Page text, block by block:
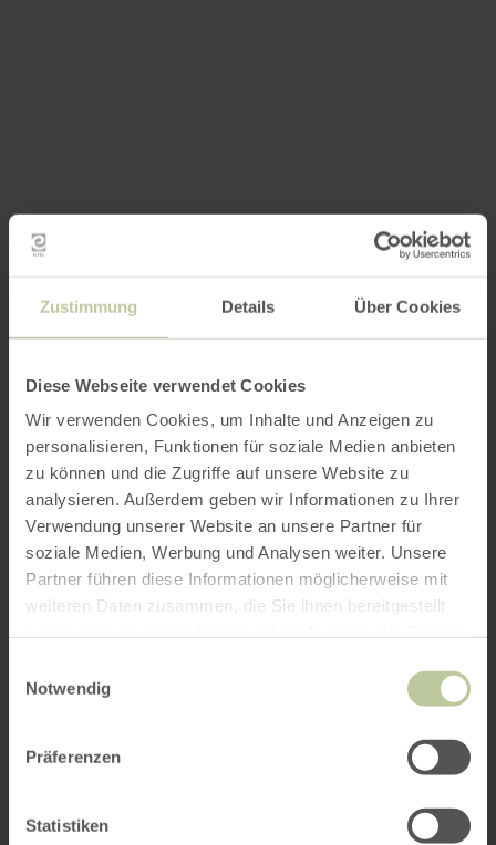
Zustimmung Details Über Cookies
Diese Webseite verwendet Cookies
Wir verwenden Cookies, um Inhalte und Anzeigen zu
personalisieren, Funktionen für soziale Medien anbieten
zu können und die Zugriffe auf unsere Website zu
analysieren. Außerdem geben wir Informationen zu Ihrer
Verwendung unserer Website an unsere Partner für
soziale Medien, Werbung und Analysen weiter. Unsere
Partner führen diese Informationen möglicherweise mit
weiteren Daten zusammen, die Sie ihnen bereitgestellt
Notwendig
Präferenzen
Statistiken